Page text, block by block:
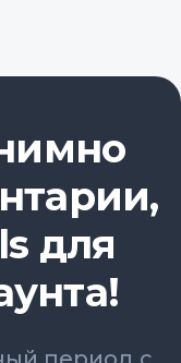
для